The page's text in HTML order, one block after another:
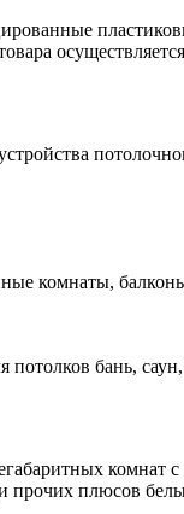
комнаты,
бань,
комнат с
прочих плюсов